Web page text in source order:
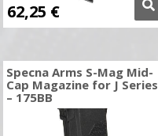
62,25 €
Specna Arms S-Mag Mid-
Cap Magazine for J Series
– 175BB